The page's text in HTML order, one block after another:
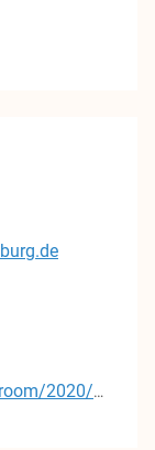
www.wolfsburg.de/newsroom/2020/03/09/08/34/kontakte-standesamt